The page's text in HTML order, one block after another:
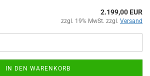
2.199,00 EUR
zzgl. 19% MwSt. zzgl. Versand
IN DEN WARENKORB